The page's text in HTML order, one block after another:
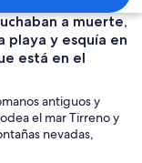
a muerte,
playa y esquía en
está en el
antiguos y
el mar Tirreno y
nevadas,